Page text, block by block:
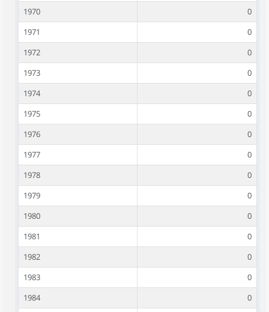
1970
0
1971
0
1972
0
1973
0
1974
0
1975
0
1976
0
1977
0
1978
0
1979
0
1980
0
1981
0
1982
0
1983
0
1984
0